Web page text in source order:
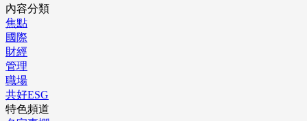
內容分類
焦點
國際
財經
管理
職場
共好ESG
特色頻道